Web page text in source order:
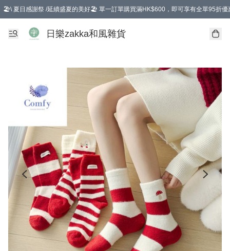
🏖️\ 夏日感謝祭 /延續盛夏的美好🏖️ 單一訂單購買滿HK$600，即可享有全單95折優
選擇GoGoX住宅/工商地址配送，單一訂單消費購物滿HK$680(折扣後），可享有
日樂zakka和風雜貨